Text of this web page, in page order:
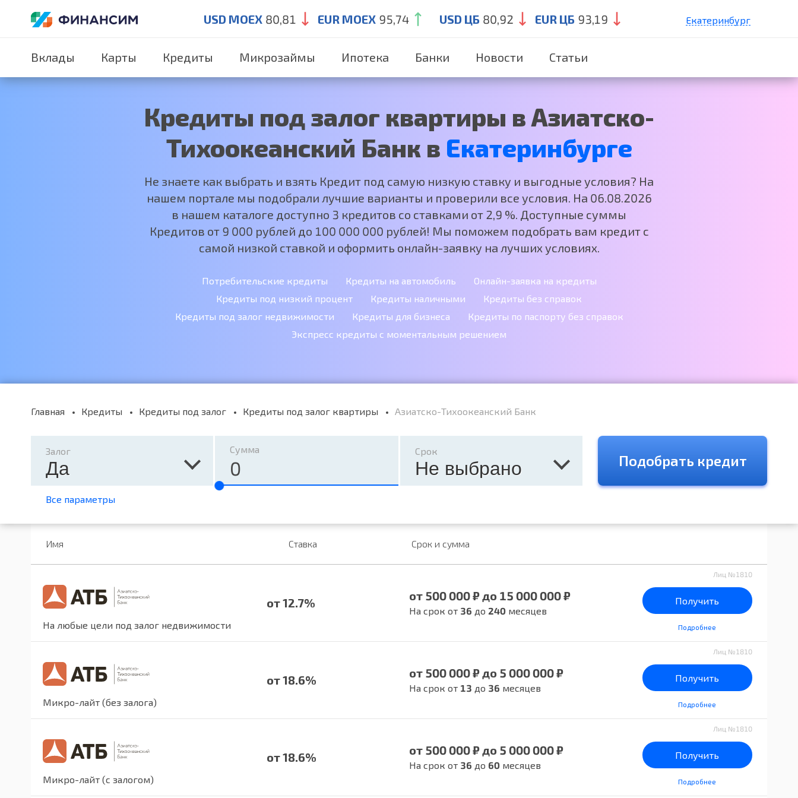
USD MOEX 80,81 EUR MOEX 95,74 USD ЦБ 80,92 EUR ЦБ 93,19 Екатеринбург
Нижний Новгород
Вклады Карты Кредиты Микрозаймы Ипотека Банки Новости Статьи
Кредиты под залог квартиры в Азиатско-
Тихоокеанский Банк в Екатеринбурге
Не знаете как выбрать и взять Кредит под самую низкую ставку и выгодные условия? На
нашем портале мы подобрали лучшие варианты и проверили все условия. На 06.08.2026
в нашем каталоге доступно 3 кредитов со ставками от 2,9 %. Доступные суммы
Кредитов от 9 000 рублей до 100 000 000 рублей! Мы поможем подобрать вам кредит с
самой низкой ставкой и оформить онлайн-заявку на лучших условиях.
Потребительские кредиты Кредиты на автомобиль
Онлайн-заявка на кредиты
Кредиты под низкий процент
Кредиты наличными
Кредиты без справок
Кредиты под залог недвижимости
Кредиты для бизнеса
Кредиты по паспорту без справок
Экспресс кредиты с моментальным решением
Главная Кредиты Кредиты под залог Кредиты под залог квартиры Азиатско-Тихоокеанский Банк
Залог
Да
Сумма Срок
Не выбрано Подобрать кредит
Все параметры
Имя Ставка Срок и сумма
На любые цели под залог недвижимости
от 12.7% от 500 000 ₽ до 15 000 000 ₽
На срок от 36 до 240месяцев
Лиц №1810
Получить
Подробнее
Микро-лайт (без залога)
от 18.6% от 500 000 ₽ до 5 000 000 ₽
На срок от 13 до 36 месяцев
Лиц №1810
Получить
Подробнее
Микро-лайт (с залогом)
от 18.6% от 500 000 ₽ до 5 000 000 ₽
На срок от 36 до 60месяцев
Лиц №1810
Получить
Подробнее